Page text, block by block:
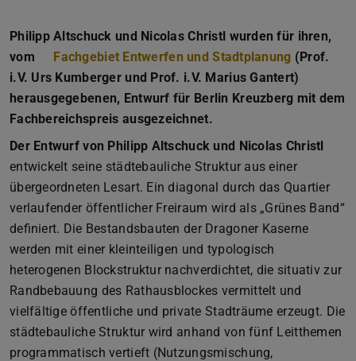
Philipp Altschuck und Nicolas Christl wurden für ihren,
vom
Fachgebiet Entwerfen und Stadtplanung (Prof.
i.V. Urs Kumberger und Prof. i.V. Marius Gantert)
herausgegebenen, Entwurf für Berlin Kreuzberg mit dem
Fachbereichspreis ausgezeichnet.
Der Entwurf von Philipp Altschuck und Nicolas Christl
entwickelt seine städtebauliche Struktur aus einer
übergeordneten Lesart. Ein diagonal durch das Quartier
verlaufender öffentlicher Freiraum wird als „Grünes Band“
definiert. Die Bestandsbauten der Dragoner Kaserne
werden mit einer kleinteiligen und typologisch
heterogenen Blockstruktur nachverdichtet, die situativ zur
Randbebauung des Rathausblockes vermittelt und
vielfältige öffentliche und private Stadträume erzeugt. Die
städtebauliche Struktur wird anhand von fünf Leitthemen
programmatisch vertieft (Nutzungsmischung,